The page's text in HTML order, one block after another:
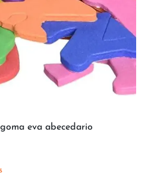
eva abecedario